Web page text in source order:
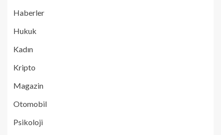
Haberler
Hukuk
Kadın
Kripto
Magazin
Otomobil
Psikoloji